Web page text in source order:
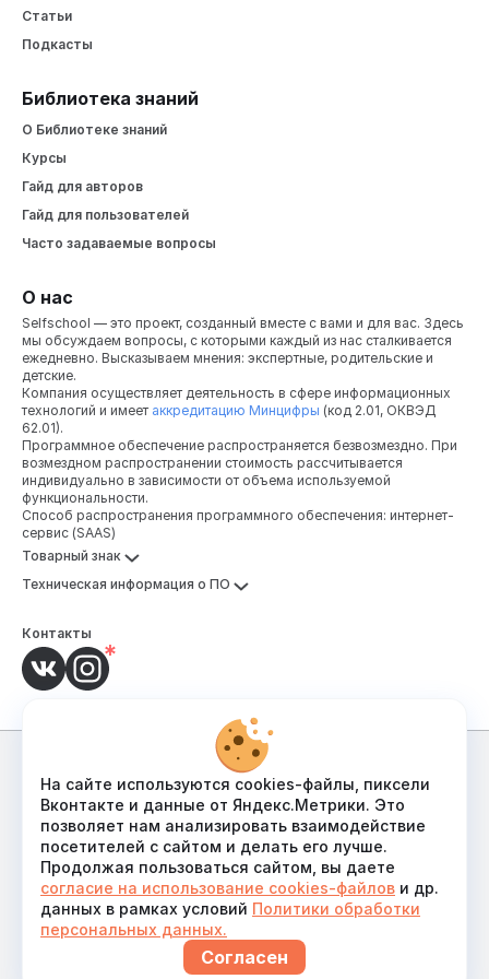
вам понравится:
Дистанционное
обучение: польза или
вред
00:33:31
детей в классе. Многие родители говорят, что,
когда ребёнок приходит домой, им
вообще ничего не знают. Нужно объяснять
материал заново.
На семейном образовании мы тоже объясняем
этот материал, но тут есть ключевой нюанс. В
школе мы обязаны объяснять именно в том
темпе и по тем учебникам, которые задал
учитель.Нет у ребёнка настроения, болеет
он или устал — никого не интересует.
Важно
В школе такая система, что вынь да положь —
ты должен сделать домашнее задание. Не
важно, понимает ли ребёнок тему именно в
таком ключе или нет. Нужно сделать. Иначе —
двойка.
На семейном образовании мы одну и ту же
тему можем подать совершенно по-разному.
Можем использовать разные книги, пособия,
видеоуроки, какие-то семейные классы,
группы — всё что угодно. Здесь очень
большой разброс.
Интересный факт
«В основу воспитания должна быть положена
личная деятельность ученика, а всё искусство
воспитателя должно сводиться только к тому,
чтобы направлять и регулировать эту
На сайте используются cookies-файлы, пиксели
Вконтакте и данные от Яндекс.Метрики. Это
позволяет нам анализировать взаимодействие
посетителей с сайтом и делать его лучше.
Продолжая пользоваться сайтом, вы даете
согласие на использование cookies-файлов и др.
данных в рамках условий Политики обработки
персональных данных.
Согласен
Контакты
Статьи
Подкасты
Библиотека знаний
О Библиотеке знаний
Курсы
Гайд для авторов
Гайд для пользователей
Часто задаваемые вопросы
О нас
Selfschool — это проект, созданный вместе с вами и для вас. Здесь
мы обсуждаем вопросы, с которыми каждый из нас сталкивается
ежедневно. Высказываем мнения: экспертные, родительские и
детские.
Компания осуществляет деятельность в сфере информационных
технологий и имеет аккредитацию Минцифры (код 2.01, ОКВЭД
62.01).
Программное обеспечение распространяется безвозмездно. При
возмездном распространении стоимость рассчитывается
индивидуально в зависимости от объема используемой
функциональности.
Способ распространения программного обеспечения: интернет-
сервис (SAAS)
Товарный знак
Техническая информация о ПО
© ООО «Парта», 2021-2026
info@selfschool.ru
Политика обработки персональных данных
Согласие на обработку персональных данных
Пользовательское соглашение
Согласие на использование cookies-файлов